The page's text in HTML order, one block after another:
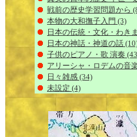
戦前の歴史学習問題から
本物の大和撫子入門 (3)
日本の伝統・文化・わき
日本の神話・神道の話
子供のピアノ・歌 演奏
アリーシャ・ロデムの音
日々雑感 (34)
未設定 (4)